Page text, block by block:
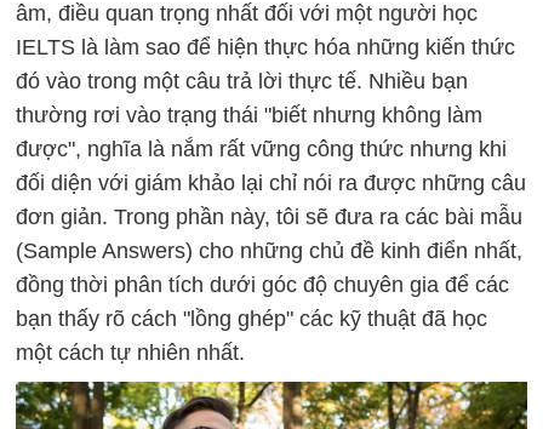
âm, điều quan trọng nhất đối với một người học
IELTS là làm sao để hiện thực hóa những kiến thức
đó vào trong một câu trả lời thực tế. Nhiều bạn
thường rơi vào trạng thái "biết nhưng không làm
được", nghĩa là nắm rất vững công thức nhưng khi
đối diện với giám khảo lại chỉ nói ra được những câu
đơn giản. Trong phần này, tôi sẽ đưa ra các bài mẫu
(Sample Answers) cho những chủ đề kinh điển nhất,
đồng thời phân tích dưới góc độ chuyên gia để các
bạn thấy rõ cách "lồng ghép" các kỹ thuật đã học
một cách tự nhiên nhất.